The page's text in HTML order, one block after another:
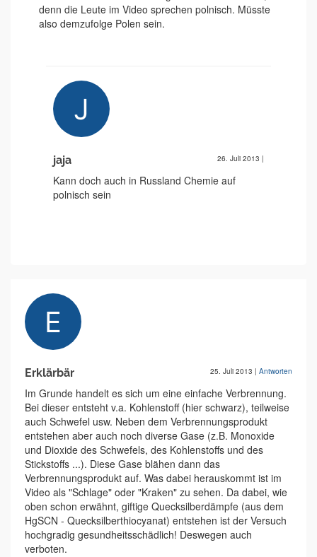
denn die Leute im Video sprechen polnisch. Müsste
also demzufolge Polen sein.
jaja 26. Juli 2013 |
Kann doch auch in Russland Chemie auf
polnisch sein
Erklärbär 25. Juli 2013 | Antworten
Im Grunde handelt es sich um eine einfache Verbrennung.
Bei dieser entsteht v.a. Kohlenstoff (hier schwarz), teilweise
auch Schwefel usw. Neben dem Verbrennungsprodukt
entstehen aber auch noch diverse Gase (z.B. Monoxide
und Dioxide des Schwefels, des Kohlenstoffs und des
Stickstoffs ...). Diese Gase blähen dann das
Verbrennungsprodukt auf. Was dabei herauskommt ist im
Video als "Schlage" oder "Kraken" zu sehen. Da dabei, wie
oben schon erwähnt, giftige Quecksilberdämpfe (aus dem
HgSCN - Quecksilberthiocyanat) entstehen ist der Versuch
hochgradig gesundheitsschädlich! Deswegen auch
verboten.